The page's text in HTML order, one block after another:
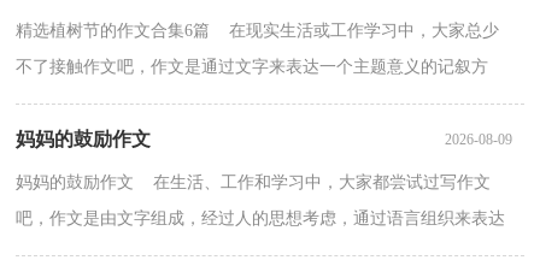
精选植树节的作文合集6篇 在现实生活或工作学习中，大家总少
不了接触作文吧，作文是通过文字来表达一个主题意义的记叙方
法。你知道作文怎样才能写的好吗？下面是小编精心整理...
妈妈的鼓励作文 2026-08-09
妈妈的鼓励作文 在生活、工作和学习中，大家都尝试过写作文
吧，作文是由文字组成，经过人的思想考虑，通过语言组织来表达
一个主题意义的文体。为了让您在写作文时更加简单方便，以...